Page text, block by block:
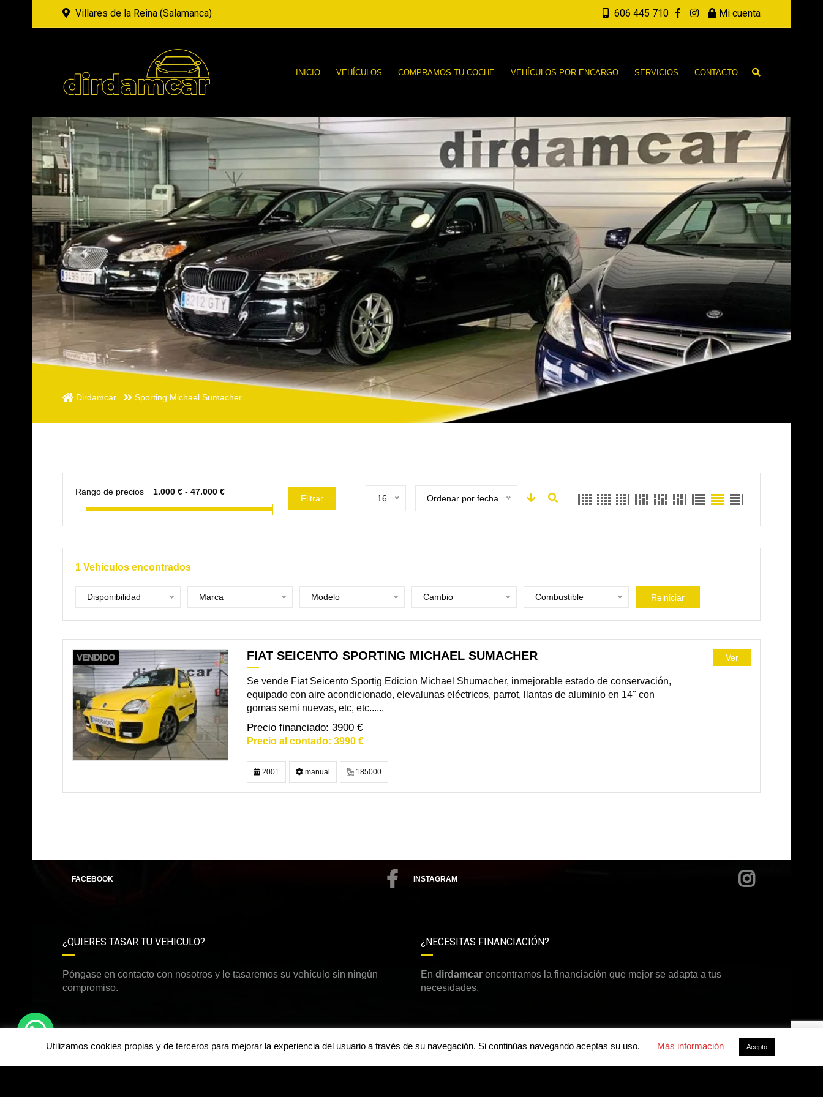
Villares de la Reina (Salamanca) 606 445 710 Mi cuenta
INICIO VEHÍCULOS COMPRAMOS TU COCHE VEHÍCULOS POR ENCARGO SERVICIOS CONTACTO
Dirdamcar Sporting Michael Sumacher
Rango de precios
Filtrar 16 Ordenar por fecha
1 Vehículos encontrados
Disponibilidad Marca Modelo Cambio Combustible Reiniciar
VENDIDO FIAT SEICENTO SPORTING MICHAEL SUMACHER
Se vende Fiat Seicento Sportig Edicion Michael Shumacher, inmejorable estado de conservación,
equipado con aire acondicionado, elevalunas eléctricos, parrot, llantas de aluminio en 14" con
gomas semi nuevas, etc, etc......
3900 €
3990 €
Ver
2001 manual 185000
FACEBOOK INSTAGRAM
¿QUIERES TASAR TU VEHICULO?
Póngase en contacto con nosotros y le tasaremos su vehículo sin ningún
compromiso.
¿NECESITAS FINANCIACIÓN?
En dirdamcar encontramos la financiación que mejor se adapta a tus
necesidades.
Utilizamos cookies propias y de terceros para mejorar la experiencia del usuario a través de su navegación. Si continúas navegando aceptas su uso. Más información Acepto